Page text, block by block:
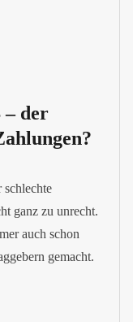
– der
schlechte
ganz zu unrecht.
auch schon
gemacht.